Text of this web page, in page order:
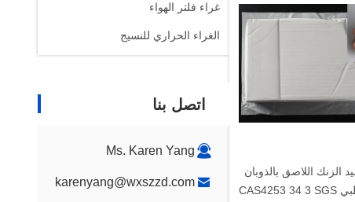
غراء فلتر الهواء
الغراء الحراري للنسيج
اتصل بنا
Ms. Karen Yang
karenyang@wxszzd.com
الزنك اللاصق بالذوبان
الساخن الطبي CAS4253 34 3 SGS